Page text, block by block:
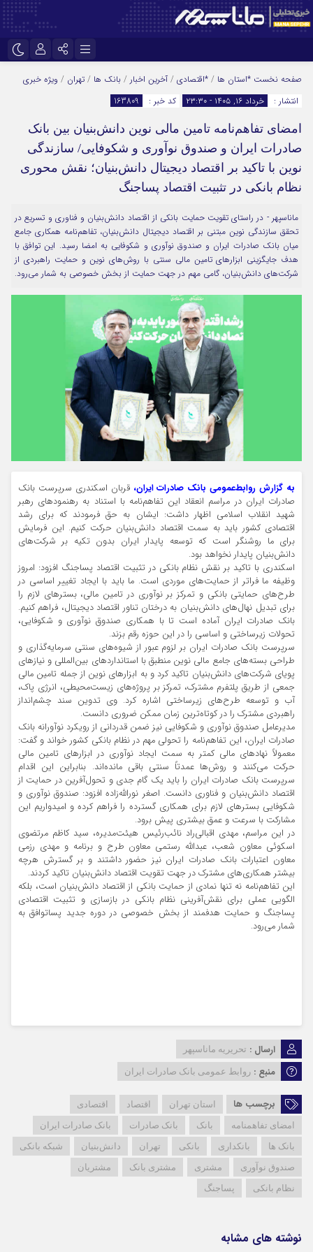
اینستاگرام تلگرام
سروش ایتا
آپارات
نام کاربری یا نشانی ایمیل
رمز عبور
مرا به خاطر بسپار
صفحه نخست *استان ها / *اقتصادی / آخرین اخبار / بانک ها / تهران / ویژه خبری
انتشار :
خرداد ۱۶, ۱۴۰۵ - ۲۳:۳۰ کد خبر : 163809
امضای تفاهم‌نامه تامین مالی نوین دانش‌بنیان بین بانک
صادرات ایران و صندوق نوآوری و شکوفایی/ سازندگی
نوین با تاکید بر اقتصاد دیجیتال دانش‌بنیان؛ نقش محوری
نظام بانکی در تثبیت اقتصاد پساجنگ
ماناسپهر - در راستای تقویت حمایت بانکی از اقتصاد دانش‌بنیان و فناوری و تسریع در
تحقق سازندگی نوین مبتنی بر اقتصاد دیجیتال دانش‌بنیان، تفاهم‌نامه همکاری جامع
میان بانک صادرات ایران و صندوق نوآوری و شکوفایی به امضا رسید. این توافق با
هدف جایگزینی ابزارهای تامین مالی سنتی با روش‌های نوین و حمایت راهبردی از
شرکت‌های دانش‌بنیان، گامی مهم در جهت حمایت از بخش خصوصی به شمار می‌رود.
به گزارش روابط‌عمومی بانک صادرات ایران، قربان اسکندری سرپرست بانک
صادرات ایران در مراسم انعقاد این تفاهم‌نامه با استناد به رهنمودهای رهبر
شهید انقلاب اسلامی اظهار داشت: ایشان به حق فرمودند که برای رشد
اقتصادی کشور باید به سمت اقتصاد دانش‌بنیان حرکت کنیم. این فرمایش
برای ما روشنگر است که توسعه پایدار ایران بدون تکیه بر شرکت‌های
دانش‌بنیان پایدار نخواهد بود.
اسکندری با تاکید بر نقش نظام بانکی در تثبیت اقتصاد پساجنگ افزود: امروز
وظیفه ما فراتر از حمایت‌های موردی است. ما باید با ایجاد تغییر اساسی در
طرح‌های حمایتی بانکی و تمرکز بر نوآوری در تامین مالی، بسترهای لازم را
برای تبدیل نهال‌های دانش‌بنیان به درختان تناور اقتصاد دیجیتال، فراهم کنیم.
بانک صادرات ایران آماده است تا با همکاری صندوق نوآوری و شکوفایی،
تحولات زیرساختی و اساسی را در این حوزه رقم بزند.
سرپرست بانک صادرات ایران بر لزوم عبور از شیوه‌های سنتی سرمایه‌گذاری و
طراحی بسته‌های جامع مالی نوین منطبق با استانداردهای بین‌المللی و نیازهای
پویای شرکت‌های دانش‌بنیان تاکید کرد و به ابزارهای نوین از جمله تامین مالی
جمعی از طریق پلتفرم مشترک، تمرکز بر پروژه‌های زیست‌محیطی، انرژی پاک،
آب و توسعه طرح‌های زیرساختی اشاره کرد. وی تدوین سند چشم‌انداز
راهبردی مشترک را در کوتاه‌ترین زمان ممکن ضروری دانست.
مدیرعامل صندوق نوآوری و شکوفایی نیز ضمن قدردانی از رویکرد نوآورانه بانک
صادرات ایران، این تفاهم‌نامه را تحولی مهم در نظام بانکی کشور خواند و گفت:
معمولاً نهادهای مالی کمتر به سمت ایجاد نوآوری در ابزارهای تامین مالی
حرکت می‌کنند و روش‌ها عمدتاً سنتی باقی مانده‌اند. بنابراین این اقدام
سرپرست بانک صادرات ایران را باید یک گام جدی و تحول‌آفرین در حمایت از
اقتصاد دانش‌بنیان و فناوری دانست. اصغر نورالله‌زاده افزود: صندوق نوآوری و
شکوفایی بسترهای لازم برای همکاری گسترده را فراهم کرده و امیدواریم این
مشارکت با سرعت و عمق بیشتری پیش برود.
در این مراسم، مهدی اقبالی‌راد نائب‌رئیس هیئت‌مدیره، سید کاظم مرتضوی
اسکوئی معاون شعب، عبدالله رستمی معاون طرح و برنامه و مهدی رزمی
معاون اعتبارات بانک صادرات ایران نیز حضور داشتند و بر گسترش هرچه
بیشتر همکاری‌های مشترک در جهت تقویت اقتصاد دانش‌بنیان تاکید کردند.
این تفاهم‌نامه نه تنها نمادی از حمایت بانکی از اقتصاد دانش‌بنیان است، بلکه
الگویی عملی برای نقش‌آفرینی نظام بانکی در بازسازی و تثبیت اقتصادی
پساجنگ و حمایت هدفمند از بخش خصوصی در دوره جدید پساتوافق به
شمار می‌رود.
ارسال : تحریریه ماناسپهر
منبع : روابط عمومی بانک صادرات ایران
برچسب ها استان تهران اقتصاد
اقتصادی
امضای تفاهمنامه
بانک بانک صادرات
بانک صادرات ایران
بانک ها
بانکداری بانکی تهران دانش‌بنیان
شبکه بانکی
صندوق نوآوری
مشتری مشتری بانک
مشتریان
نظام بانکی
پساجنگ
نوشته های مشابه